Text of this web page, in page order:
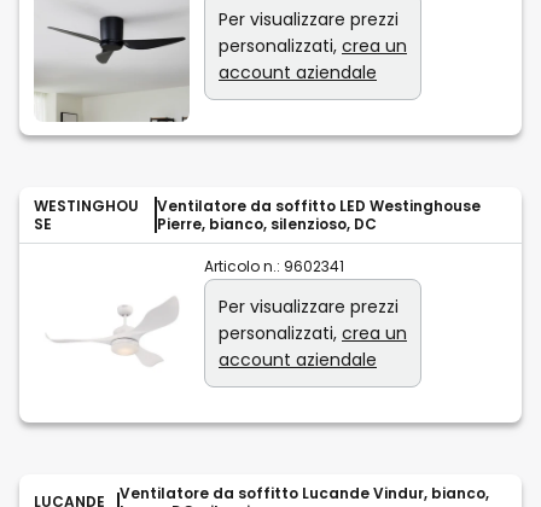
Per visualizzare prezzi
personalizzati, crea un
account aziendale
WESTINGHOU
SE
Ventilatore da soffitto LED Westinghouse
Pierre, bianco, silenzioso, DC
Articolo n.: 9602341
Per visualizzare prezzi
personalizzati, crea un
account aziendale
LUCANDE
Ventilatore da soffitto Lucande Vindur, bianco,